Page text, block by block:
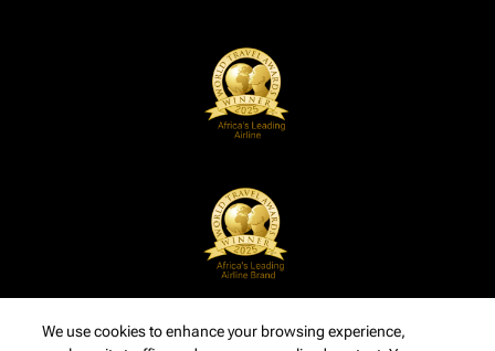
We use cookies to enhance your browsing experience,